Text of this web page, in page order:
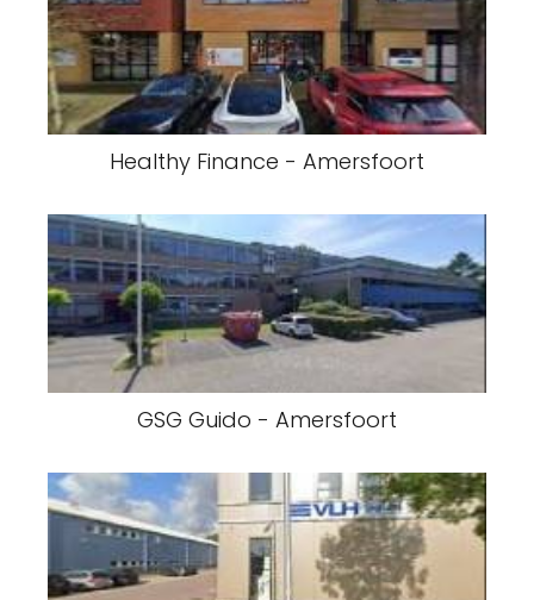
Healthy Finance - Amersfoort
GSG Guido - Amersfoort